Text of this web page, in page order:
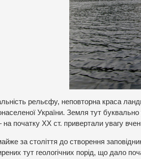
рельєфу, неповторна краса
України. Земля тут буквально
на початку ХХ ст. привертали увагу
за століття до створення
тут геологічних порід, що дало